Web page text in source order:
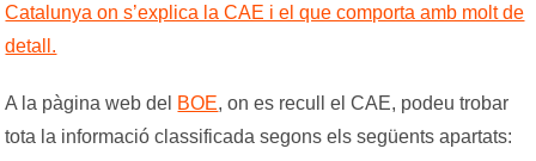
Catalunya on s’explica la CAE i el que comporta amb molt de
detall.
A la pàgina web del BOE, on es recull el CAE, podeu trobar
tota la informació classificada segons els següents apartats: